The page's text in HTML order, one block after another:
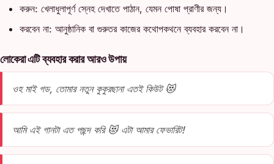
করুন: খেলাধুলাপূর্ণ স্নেহ দেখাতে পাঠান, যেমন পোষা প্রাণীর জন্য।
করবেন না: আনুষ্ঠানিক বা গুরুতর কাজের কথোপকথনে ব্যবহার করবেন না।
লোকেরা এটি ব্যবহার করার আরও উপায়
ওহ মাই গড, তোমার নতুন কুকুরছানা এতই কিউট 😻
আমি এই গানটা এত পছন্দ করি 😻 এটা আমার ফেভারিট!